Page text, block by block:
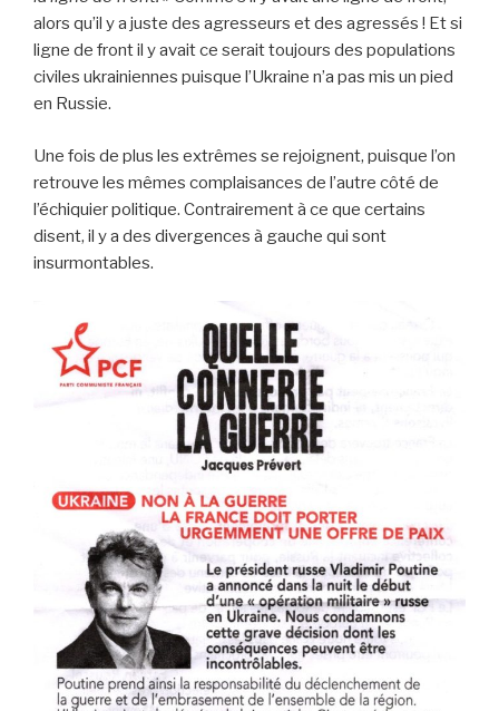
alors qu’il y a juste des agresseurs et des agressés ! Et si
ligne de front il y avait ce serait toujours des populations
civiles ukrainiennes puisque l’Ukraine n’a pas mis un pied
en Russie.
Une fois de plus les extrêmes se rejoignent, puisque l’on
retrouve les mêmes complaisances de l’autre côté de
l’échiquier politique. Contrairement à ce que certains
disent, il y a des divergences à gauche qui sont
insurmontables.